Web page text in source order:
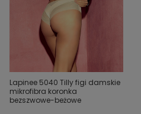
Lapinee 5040 Tilly figi damskie
mikrofibra koronka
bezszwowe-beżowe